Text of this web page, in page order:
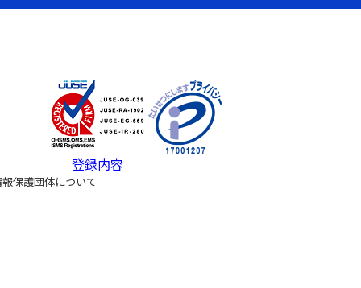
登録内容
保護団体について